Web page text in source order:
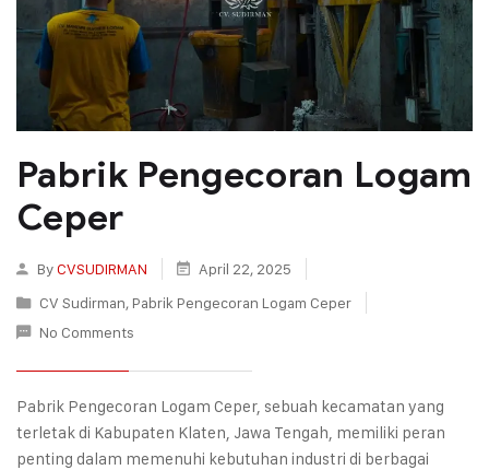
Pabrik Pengecoran Logam
Ceper
ByCVSUDIRMAN
April 22, 2025
CV Sudirman, Pabrik Pengecoran Logam Ceper
No Comments
Pabrik Pengecoran Logam Ceper, sebuah kecamatan yang
terletak di Kabupaten Klaten, Jawa Tengah, memiliki peran
penting dalam memenuhi kebutuhan industri di berbagai